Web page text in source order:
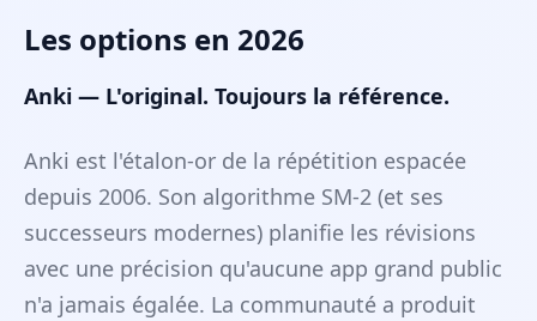
Les options en 2026
Anki — L'original. Toujours la référence.
Anki est l'étalon-or de la répétition espacée
depuis 2006. Son algorithme SM-2 (et ses
successeurs modernes) planifie les révisions
avec une précision qu'aucune app grand public
n'a jamais égalée. La communauté a produit